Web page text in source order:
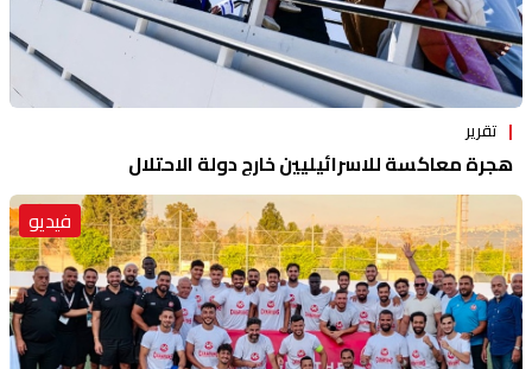
تقرير
هجرة معاكسة للاسرائيليين خارج دولة الاحتلال
فيديو